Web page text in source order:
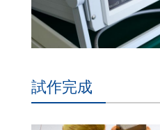
試作完成